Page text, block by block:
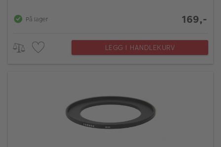
På lager 169,-
LEGG I HANDLEKURV